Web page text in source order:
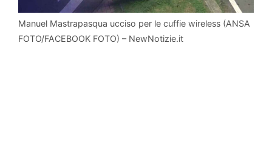
Manuel Mastrapasqua ucciso per le cuffie wireless (ANSA
FOTO/FACEBOOK FOTO) – NewNotizie.it